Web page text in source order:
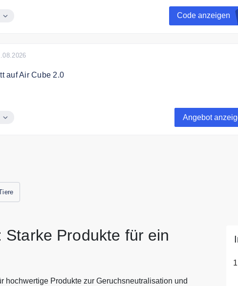
Code anzeigen
auf Air Cube 2.0
Angebot
Produkte für ein
hochwertige Produkte zur Geruchsneutralisation und